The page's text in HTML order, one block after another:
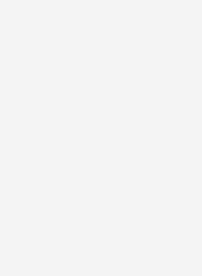
XV
il y a eu trois revers, avec les
Castres. Et suite à cette série, c’était le
plaquer ou gratter, et faire avancer son